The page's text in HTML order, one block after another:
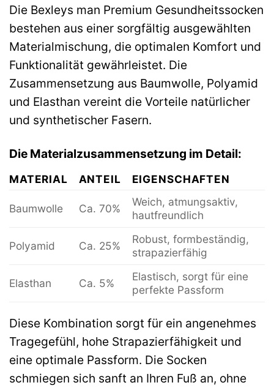
Die Bexleys man Premium Gesundheitssocken
bestehen aus einer sorgfältig ausgewählten
Materialmischung, die optimalen Komfort und
Funktionalität gewährleistet. Die
Zusammensetzung aus Baumwolle, Polyamid
und Elasthan vereint die Vorteile natürlicher
und synthetischer Fasern.
Die Materialzusammensetzung im Detail:
MATERIAL ANTEIL EIGENSCHAFTEN
Baumwolle Ca. 70%
Weich, atmungsaktiv,
hautfreundlich
Polyamid Ca. 25%
Robust, formbeständig,
strapazierfähig
Elasthan Ca. 5%
Elastisch, sorgt für eine
perfekte Passform
Diese Kombination sorgt für ein angenehmes
Tragegefühl, hohe Strapazierfähigkeit und
eine optimale Passform. Die Socken
schmiegen sich sanft an Ihren Fuß an, ohne